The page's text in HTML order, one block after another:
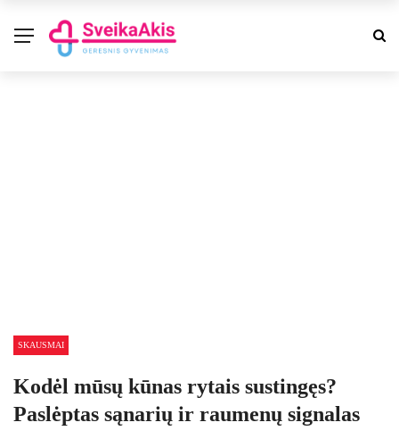
SKAUSMAI
Kodėl mūsų kūnas rytais sustingęs?
Paslėptas sąnarių ir raumenų signalas